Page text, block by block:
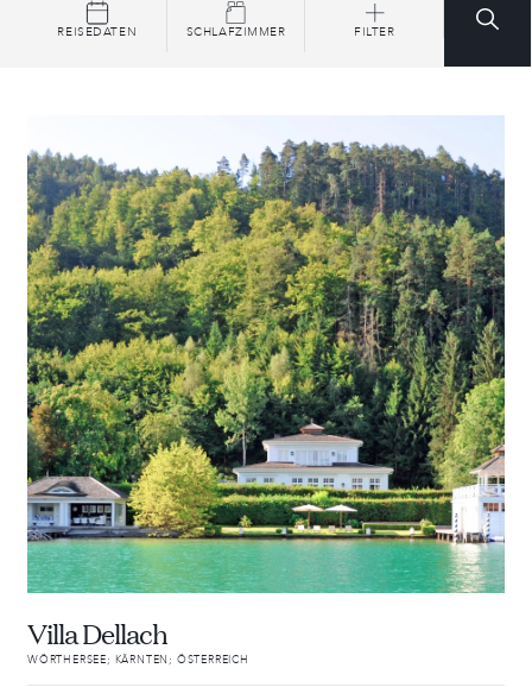
REISEDATEN SCHLAFZIMMER FILTER
Villa Dellach
WÖRTHERSEE; KÄRNTEN; ÖSTERREICH